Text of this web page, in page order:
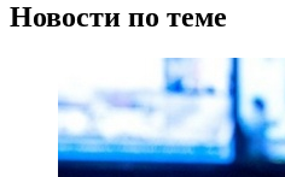
Новости по теме